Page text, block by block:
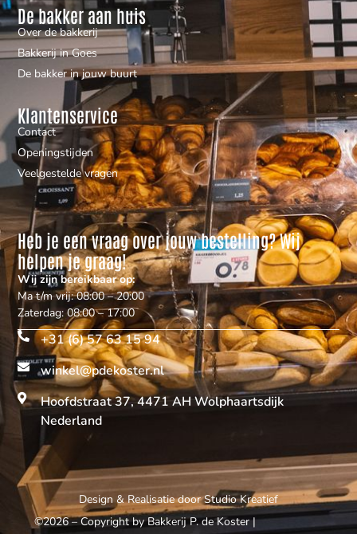
De bakker aan huis
Over de bakkerij
Bakkerij in Goes
De bakker in jouw buurt
Klantenservice
Contact
Openingstijden
Veelgestelde vragen
Heb je een vraag over jouw bestelling? Wij
helpen je graag!
Wij zijn bereikbaar op:
Ma t/m vrij: 08:00 – 20:00
Zaterdag: 08:00 – 17:00
+31 (6) 57 63 15 94
winkel@pdekoster.nl
Hoofdstraat 37, 4471 AH Wolphaartsdijk
Nederland
©2026 – Copyright by Bakkerij P. de Koster|
Design & Realisatie doorStudio Kreatief